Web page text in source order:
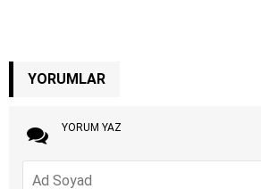
YORUMLAR
YORUM YAZ